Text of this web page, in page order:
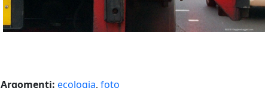
Argomenti: ecologia, foto